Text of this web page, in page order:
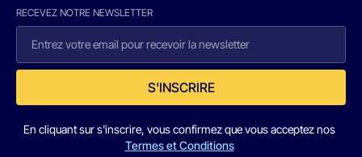
RECEVEZ NOTRE NEWSLETTER
S'INSCRIRE
En cliquant sur s'inscrire, vous confirmez que vous acceptez nos
Termes et Conditions